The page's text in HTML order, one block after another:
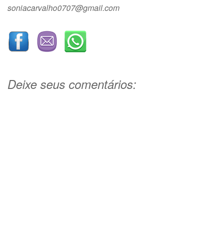
soniacarvalho0707@gmail.com
Deixe seus comentários: